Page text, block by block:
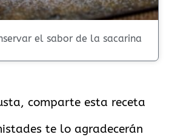
el sabor de la sacarina
comparte esta receta
te lo agradecerán